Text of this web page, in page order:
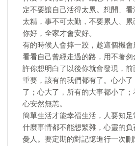
定不要讓自己活得太累。想開、
太精，事不可太勤，不要累人、累
你好，全家才會安好。
有的時候人會摔一跤，趁這個機會
看看自己曾經走過的路，用不著
許你想明白了以後你就會發現，
重要，該有的我們都有了。心小
了；心大了，所有的大事都小了
心安然無恙。
簡單生活才能幸福生活，人要知足
什麼事情都不能想繁雜，心靈的
憂人。要定期的對記憶進行一次